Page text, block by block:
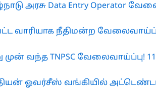
அரசு Data Entry Operator
வாரியாக நீதிமன்ற
முன் வந்த TNPSC வேலைவாய்ப்பு!
ஓவர்சீஸ் வங்கியில் அட்டெண்டர்